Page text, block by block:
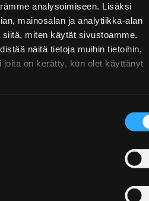
analysoimiseen. Lisäksi
mainosalan ja analytiikka-alan
miten käytät sivustoamme.
näitä tietoja muihin tietoihin,
joita on kerätty, kun olet käyttänyt